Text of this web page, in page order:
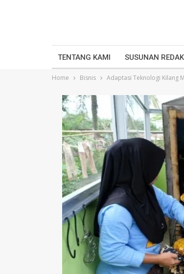
TENTANG KAMI SUSUNAN
Home Bisnis Adaptasi Teknologi Kilang